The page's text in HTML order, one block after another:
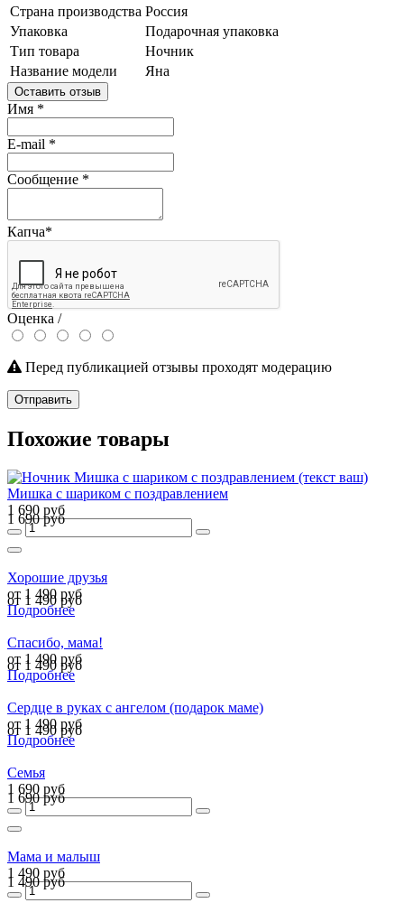
Страна производства Россия
Упаковка
Подарочная упаковка
Тип товара
Ночник
Название модели
Яна
Оставить отзыв
Имя *
E-mail *
Сообщение *
Капча*
Оценка /
Перед публикацией отзывы проходят модерацию
Отправить
Похожие товары
Мишка с шариком с поздравлением
1 690 руб
1 690 руб
Хорошие друзья
от 1 490 руб
от 1 490 руб
Подробнее
Спасибо, мама!
от 1 490 руб
от 1 490 руб
Подробнее
Сердце в руках с ангелом (подарок маме)
от 1 490 руб
от 1 490 руб
Подробнее
Семья
1 690 руб
1 690 руб
Мама и малыш
1 490 руб
1 490 руб